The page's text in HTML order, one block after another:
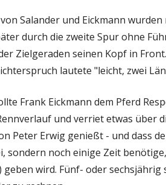
Salander und Eickmann
durch die zweite Spur ohne
Zielgeraden seinen Kopf in
lautete "leicht, zwei
Frank Eickmann dem Pferd
und verriet etwas über
Peter Erwig genießt - und dass
sondern noch einige Zeit
wird. Fünf- oder